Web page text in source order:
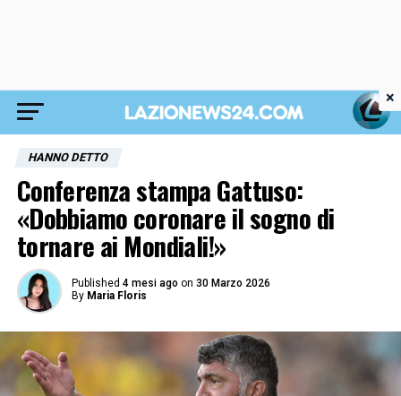
HANNO DETTO
Conferenza stampa Gattuso:
«Dobbiamo coronare il sogno di
tornare ai Mondiali!»
Published 4 mesi ago on 30 Marzo 2026
By Maria Floris
×